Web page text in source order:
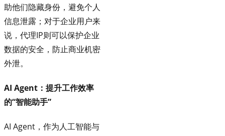
助他们隐藏身份，避免个人
信息泄露；对于企业用户来
说，代理IP则可以保护企业
数据的安全，防止商业机密
外泄。
AI Agent：提升工作效率
的“智能助手”
AI Agent，作为人工智能与